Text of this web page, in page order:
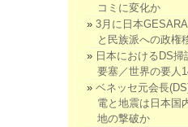
コミに変化か
3月に日本
と民族派への政権
日本におけるDS
要塞／世界の要人
ベネッセ元会長
電と地震は日本国
地の撃破か